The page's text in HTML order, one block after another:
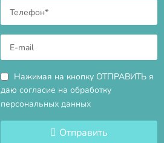
Нажимая на кнопку ОТПРАВИТЬ я
даю согласие на обработку
персональных данных
Отправить